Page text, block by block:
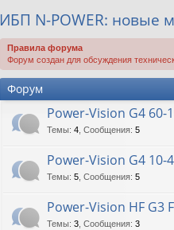
иИБП N-POWER: новые
Правила форума
Форум создан для обсуждения
Форум
Power-Vision G4 60-
Темы: 4 Сообщения: 5
Power-Vision G4 10-
Темы: 5 Сообщения: 5
Power-Vision HF G3
Темы: 3 Сообщения: 3